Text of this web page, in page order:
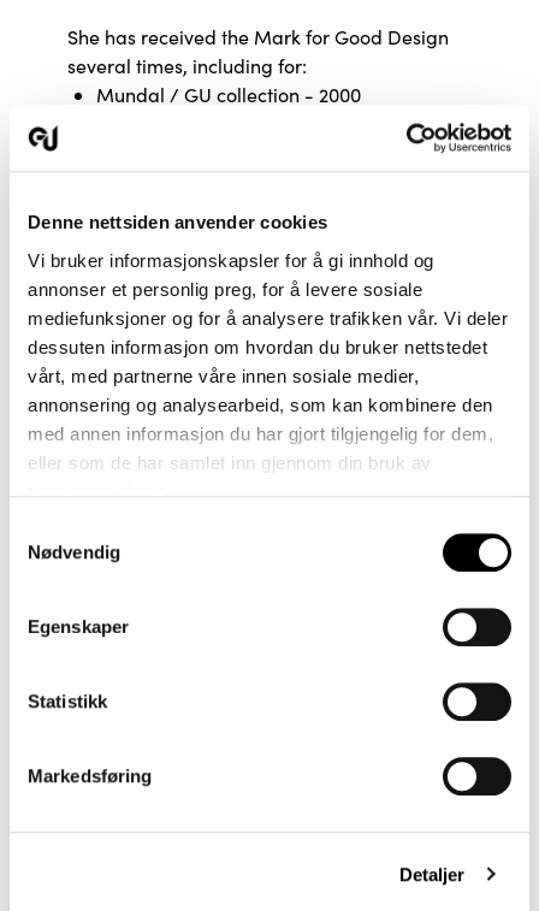
Denne nettsiden anvender cookies
Vi bruker informasjonskapsler for å gi innhold og
annonser et personlig preg, for å levere sosiale
mediefunksjoner og for å analysere trafikken vår. Vi deler
dessuten informasjon om hvordan du bruker nettstedet
vårt, med partnerne våre innen sosiale medier,
annonsering og analysearbeid, som kan kombinere den
med annen informasjon du har gjort tilgjengelig for dem,
eller som de har samlet inn gjennom din bruk av
Nødvendig
Egenskaper
Statistikk
Markedsføring
Detaljer
She has received the Mark for Good Design
several times, including for:
Mundal / GU collection - 2000
Dypdal/ GU collection - 1997